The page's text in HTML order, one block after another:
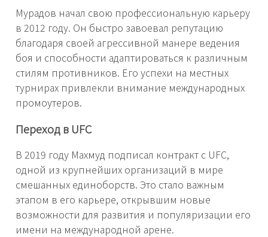
Мурадов начал свою профессиональную карьеру
в 2012 году. Он быстро завоевал репутацию
благодаря своей агрессивной манере ведения
боя и способности адаптироваться к различным
стилям противников. Его успехи на местных
турнирах привлекли внимание международных
промоутеров.
Переход в UFC
В 2019 году Махмуд подписал контракт с UFC,
одной из крупнейших организаций в мире
смешанных единоборств. Это стало важным
этапом в его карьере, открывшим новые
возможности для развития и популяризации его
имени на международной арене.